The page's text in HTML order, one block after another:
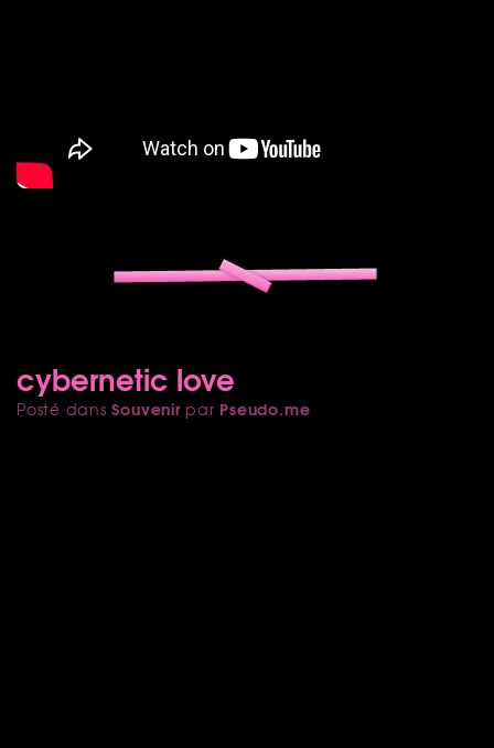
cybernetic love
Posté dansSouvenirpar Pseudo.me